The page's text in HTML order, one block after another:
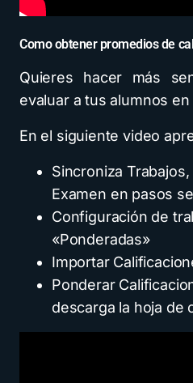
Como obtener promedios de
Quieres hacer más
evaluar a tus alumnos
En el siguiente video
Sincroniza
Examen en pasos
Configuración de
«Ponderadas»
Importar
Ponderar
descarga la hoja de